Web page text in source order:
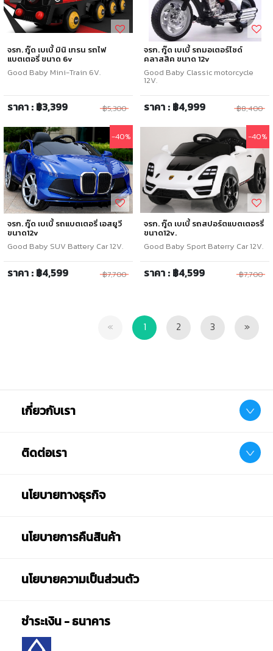
จรก. กู๊ด เบเบี้ มินิ เทรน รถไฟ
แบตเตอรี่ ขนาด 6v
Good Baby Mini-Train 6V.
ราคา : ฿3,399 ฿5,300
จรก. กู๊ด เบเบี้ รถมอเตอร์ไซด์
คลาสสิค ขนาด 12v
Good Baby Classic motorcycle
12V.
ราคา : ฿4,999 ฿8,400
-40%
จรก. กู๊ด เบเบี้ รถแบตเตอรี่ เอสยูวี
ขนาด12v
Good Baby SUV Battery Car 12V.
ราคา : ฿4,599 ฿7,700
-40%
จรก. กู๊ด เบเบี้ รถสปอร์ตแบตเตอรรี่
ขนาด12v.
Good Baby Sport Baterry Car 12V.
ราคา : ฿4,599 ฿7,700
« Previous1 2 3 »Next
เกี่ยวกับเรา
ติดต่อเรา
นโยบายทางธุรกิจ
นโยบายการคืนสินค้า
นโยบายความเป็นส่วนตัว
ชำระเงิน - ธนาคาร